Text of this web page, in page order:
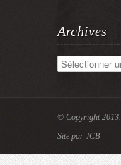
Archives
Archives
© Copyright 2013.
Site par JCB